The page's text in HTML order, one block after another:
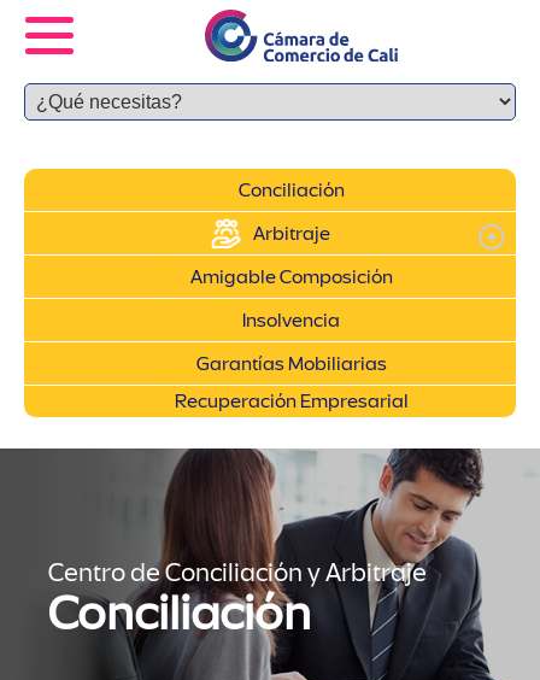
Conciliación
Arbitraje
Amigable Composición
Insolvencia
Garantías Mobiliarias
Recuperación Empresarial
Centro de Conciliación y Arbitraje
Conciliación